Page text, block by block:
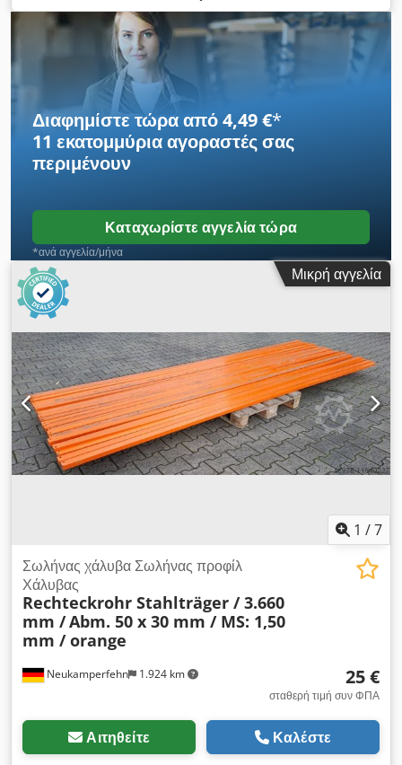
sendzimir Κατασκευαστής: SLP Πόδι Α: περίπου 200 x 140
mm Πόδι Β: περίπου 200 x 38 mm διάσταση ανοίγματος:
περίπου 52 x 32 mm Dsdpfx Aeipuggomhewa για ορθογώνιο
σωλήνα: 50 x 30 mm Βάρος/τεμ.: 0,930 kg
Διαφημίστε τώρα από 4,49 €*
11 εκατομμύρια αγοραστέςσας
περιμένουν
Καταχωρίστε αγγελία τώρα
*ανά αγγελία/μήνα
Μικρή αγγελία
1 /7
Neukamperfehn 1.924 km
Σωλήνας χάλυβα Σωλήνας προφίλ
Χάλυβας
Rechteckrohr Stahlträger / 3.660
mm /Abm. 50 x 30 mm / MS: 1,50
mm / orange
25 €
σταθερή τιμή συν ΦΠΑ
Αιτηθείτε Καλέστε